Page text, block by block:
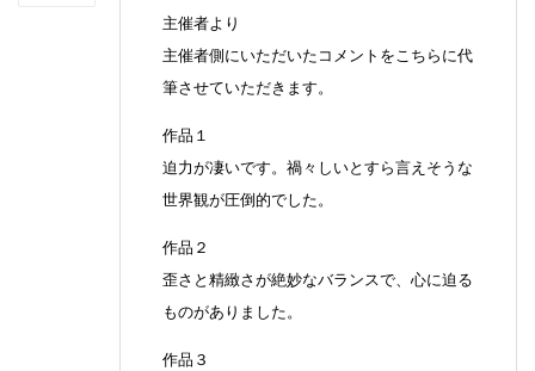
主催者より
主催者側にいただいたコメントをこちらに代
筆させていただきます。
作品１
迫力が凄いです。禍々しいとすら言えそうな
世界観が圧倒的でした。
作品２
歪さと精緻さが絶妙なバランスで、心に迫る
ものがありました。
作品３